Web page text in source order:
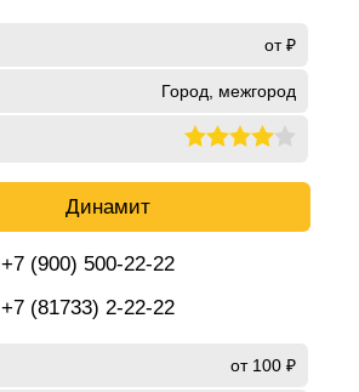
от ₽
Город, межгород
Динамит
+7 (900) 500-22-22
+7 (81733) 2-22-22
от 100 ₽